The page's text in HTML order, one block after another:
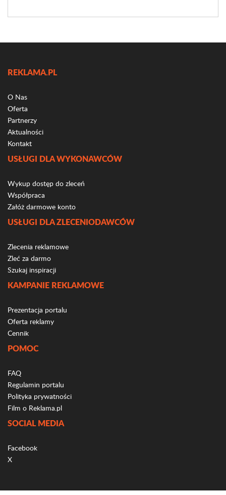
REKLAMA.PL
O Nas
Oferta
Partnerzy
Aktualności
Kontakt
USŁUGI DLA WYKONAWCÓW
Wykup dostęp do zleceń
Współpraca
Załóż darmowe konto
USŁUGI DLA ZLECENIODAWCÓW
Zlecenia reklamowe
Zleć za darmo
Szukaj inspiracji
KAMPANIE REKLAMOWE
Prezentacja portalu
Oferta reklamy
Cennik
POMOC
FAQ
Regulamin portalu
Polityka prywatności
Film o Reklama.pl
SOCIAL MEDIA
Facebook
X